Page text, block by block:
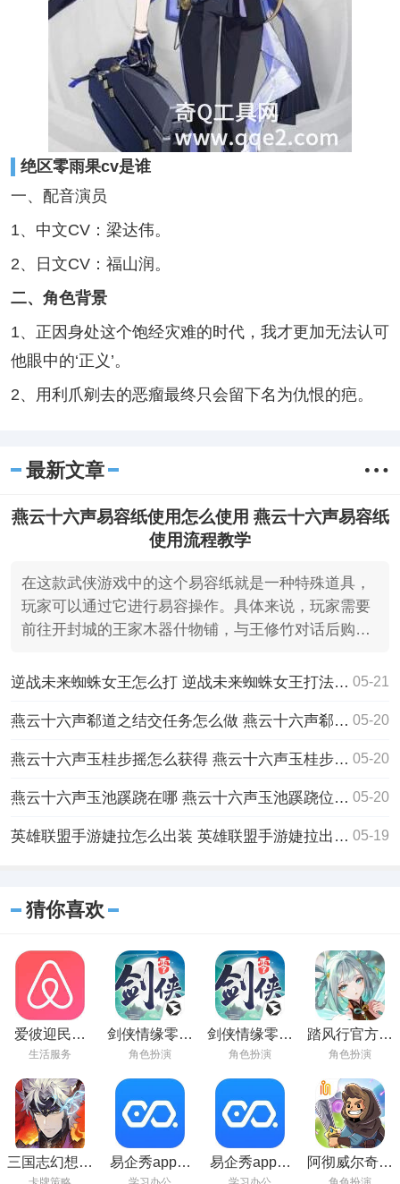
绝区零雨果cv是谁
一、配音演员
1、中文CV：梁达伟。
2、日文CV：福山润。
二、角色背景
1、正因身处这个饱经灾难的时代，我才更加无法认可
他眼中的‘正义’。
2、用利爪剜去的恶瘤最终只会留下名为仇恨的疤。
最新文章
燕云十六声易容纸使用怎么使用 燕云十六声易容纸
使用流程教学
在这款武侠游戏中的这个易容纸就‌是一种特殊道具，
玩家可以通过它进行易容操作。具体来说，玩家需要
前往开封城的王家木器什物铺，与王修竹对话后购买
逆战未来蜘蛛女王怎么打 逆战未来蜘蛛女王打法攻略 05-21
燕云十六声郗道之结交任务怎么做 燕云十六声郗道之结交攻略 05-20
燕云十六声玉桂步摇怎么获得 燕云十六声玉桂步摇获取方法 05-20
燕云十六声玉池蹊跷在哪 燕云十六声玉池蹊跷位置一览 05-20
英雄联盟手游婕拉怎么出装 英雄联盟手游婕拉出装推荐 05-19
猜你喜欢
爱彼迎民宿
app官方版
生活服务
剑侠情缘零官
方版
角色扮演
剑侠情缘零最
新版
角色扮演
踏风行官方正
版
角色扮演
三国志幻想大
易企秀app免
易企秀app官
阿彻威尔奇妙